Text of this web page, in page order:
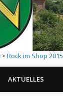
> Rock im Shop 2015
AKTUELLES